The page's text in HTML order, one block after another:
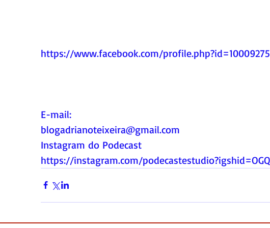
https://www.facebook.com/
E-mail:
blogadrianoteixeira@gmail.com
Instagram do Podecast
https://instagram.com/